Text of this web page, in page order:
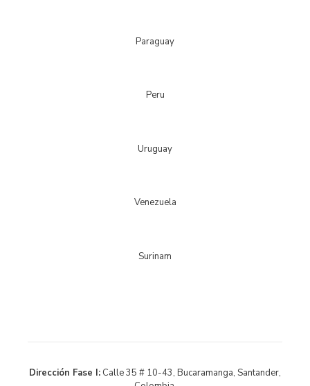
Paraguay
Peru
Uruguay
Venezuela
Surinam
Dirección Fase I: Calle 35 # 10-43, Bucaramanga, Santander,